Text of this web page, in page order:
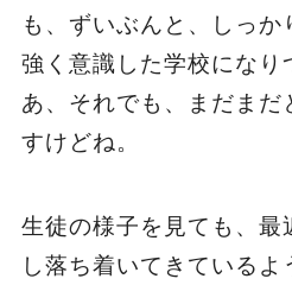
も、ずいぶんと、しっか
強く意識した学校になり
あ、それでも、まだまだ
すけどね。
生徒の様子を見ても、最
し落ち着いてきているよ